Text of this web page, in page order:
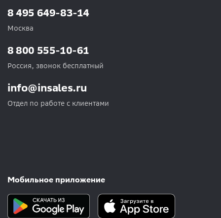
8 495 649-83-14
Москва
info@insales.ru
Отдел по работе с клиентами
8 800 555-10-61
Россия, звонок бесплатный
Мобильное приложение